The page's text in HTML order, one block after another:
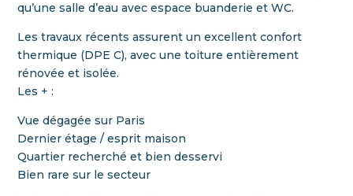
qu’une salle d’eau avec espace buanderie et WC.
Les travaux récents assurent un excellent confort
thermique (DPE C), avec une toiture entièrement
rénovée et isolée.
Les + :
Vue dégagée sur Paris
Dernier étage / esprit maison
Quartier recherché et bien desservi
Bien rare sur le secteur